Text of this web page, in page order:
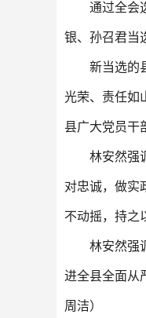
通过全会
银、孙召君当
新当选的
光荣、责任如
县广大党员干
林安然强
对忠诚，做实
不动摇，持之
林安然强
进全县全面从
周洁）